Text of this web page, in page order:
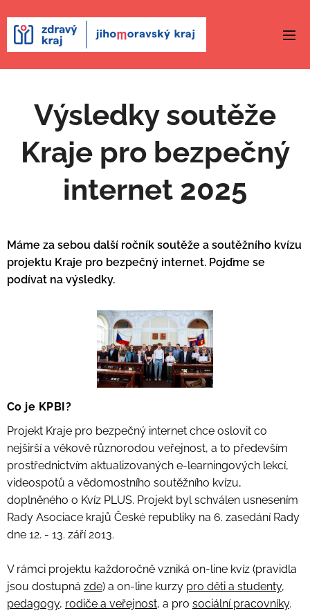
Výsledky soutěže
Kraje pro bezpečný
internet 2025
Máme za sebou další ročník soutěže a soutěžního kvízu
projektu Kraje pro bezpečný internet. Pojďme se
podívat na výsledky.
Co je KPBI?
Projekt Kraje pro bezpečný internet chce oslovit co
nejširší a věkově různorodou veřejnost, a to především
prostřednictvím aktualizovaných e-learningových lekcí,
videospotů a vědomostního soutěžního kvízu,
doplněného o Kvíz PLUS. Projekt byl schválen usnesením
Rady Asociace krajů České republiky na 6. zasedání Rady
dne 12. - 13. září 2013.
V rámci projektu každoročně vzniká on-line kvíz (pravidla
jsou dostupná zde) a on-line kurzy pro děti a studenty,
pedagogy, rodiče a veřejnost, a pro sociální pracovníky.